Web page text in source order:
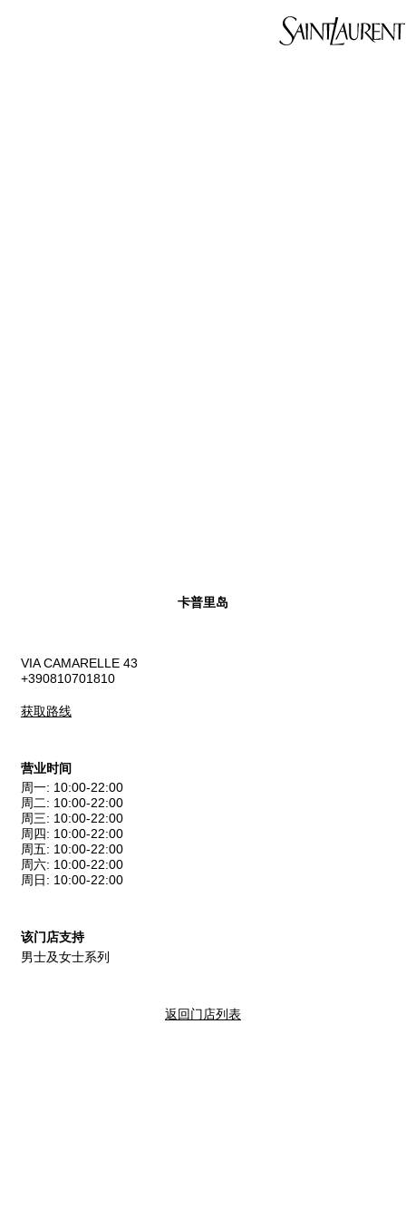
卡普里岛
VIA CAMARELLE 43
+390810701810
获取路线
营业时间
周一: 10:00-22:00
周二: 10:00-22:00
周三: 10:00-22:00
周四 : 10:00-22:00
周五: 10:00-22:00
周六: 10:00-22:00
周日 : 10:00-22:00
该门店支持
男士及女士系列
返回门店列表